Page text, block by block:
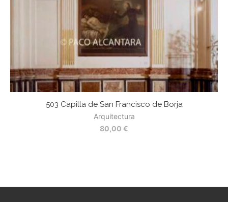
503 Capilla de San Francisco de Borja
Arquitectura
80,00 €